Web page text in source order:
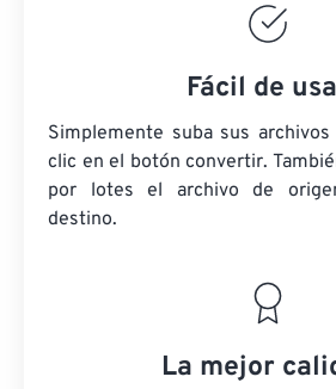
Fácil de
Simplemente suba sus
clic en el botón convertir.
por lotes el archivo de
destino.
La mejor